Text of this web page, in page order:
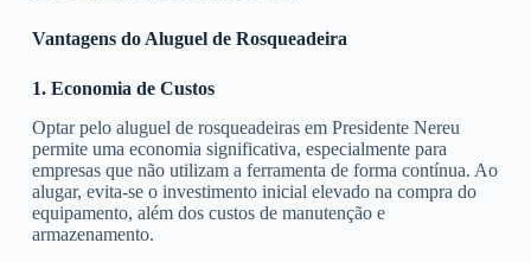
Vantagens do Aluguel de Rosqueadeira
1. Economia de Custos
Optar pelo aluguel de rosqueadeiras em Presidente Nereu
permite uma economia significativa, especialmente para
empresas que não utilizam a ferramenta de forma contínua. Ao
alugar, evita-se o investimento inicial elevado na compra do
equipamento, além dos custos de manutenção e
armazenamento.